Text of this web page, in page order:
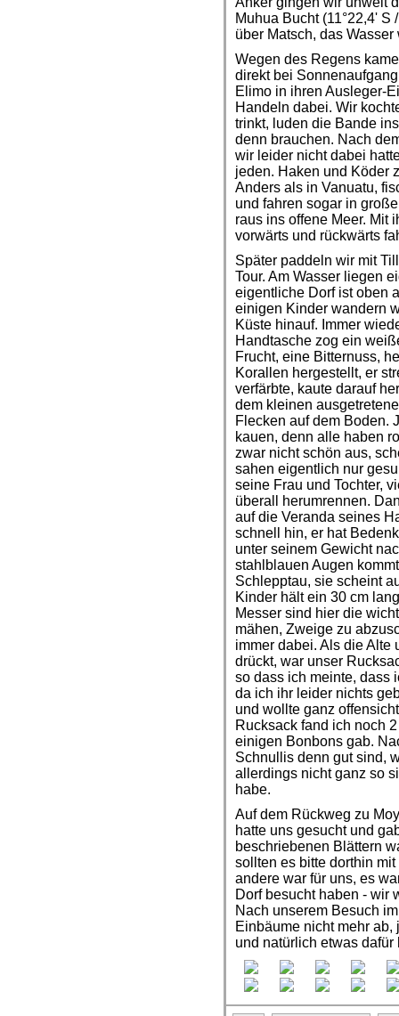
Muhua Bucht (11°22,4' S
über Matsch, das
Wegen des Regens
direkt bei
Elimo in ihren Ausleger-
Handeln dabei. Wir
trinkt, luden die Bande
denn brauchen. Nach
wir leider nicht dabei
jeden. Haken und Köder
Anders als in Vanuatu,
und fahren sogar in
raus ins offene Meer. Mit
vorwärts und rückwärts
Später paddeln wir mit
Tour. Am Wasser liegen
eigentliche Dorf ist oben
einigen Kinder wandern
Küste hinauf. Immer
Handtasche zog ein
Frucht, eine Bitternuss,
Korallen hergestellt, er
verfärbte, kaute darauf
dem kleinen
Flecken auf dem Boden.
kauen, denn alle haben
zwar nicht schön aus,
sahen eigentlich nur
seine Frau und Tochter,
überall herumrennen.
auf die Veranda seines
schnell hin, er hat
unter seinem Gewicht
stahlblauen Augen
Schlepptau, sie scheint
Kinder hält ein 30 cm
Messer sind hier die
mähen, Zweige zu
immer dabei. Als die Alte
drückt, war unser
so dass ich meinte, dass
da ich ihr leider nichts
und wollte ganz
Rucksack fand ich noch
einigen Bonbons gab.
Schnullis denn gut sind,
allerdings nicht ganz so
habe.
Auf dem Rückweg zu
hatte uns gesucht und
beschriebenen Blättern
sollten es bitte dorthin
andere war für uns, es
Dorf besucht haben - wir
Nach unserem Besuch
Einbäume nicht mehr
und natürlich etwas dafür